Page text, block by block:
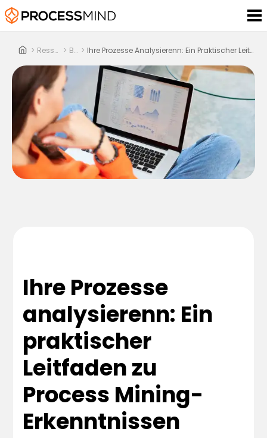
> Ressourcen > Blog > Ihre Prozesse Analysierenn: Ein Praktischer Leitfaden Zu Process Mining Erkenntnissen
Ihre Prozesse
analysierenn: Ein
praktischer
Leitfaden zu
Process Mining-
Erkenntnissen